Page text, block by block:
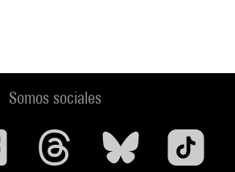
Somos sociales